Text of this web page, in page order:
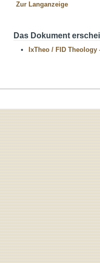
Zur Langanzeige
Das Dokument
IxTheo / FID Theology